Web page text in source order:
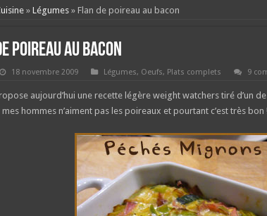
» Légumes » Flan de poireau au bacon
poireau au bacon
18 novembre 2009 Légumes, Oeufs, Plats complets 9
aujourd’hui une recette légère weight watchers tiré d’un
mes hommes n’aiment pas les poireaux et pourtant c’est très bon